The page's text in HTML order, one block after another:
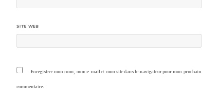
SITE WEB
Enregistrer mon nom, mon e-mail et mon site dans le navigateur pour mon prochain
commentaire.